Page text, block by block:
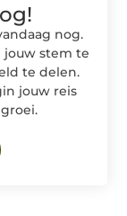
nog.
jouw stem te
te delen.
jouw reis